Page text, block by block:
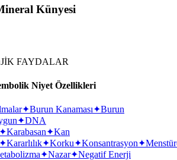
Künyesi
FAYDALAR
Niyet Özellikleri
✦Burun Kanaması✦Burun
✦DNA
✦Karabasan✦Kan
Kararlılık✦Korku✦Konsantrasyon✦
✦Nazar✦Negatif Enerji